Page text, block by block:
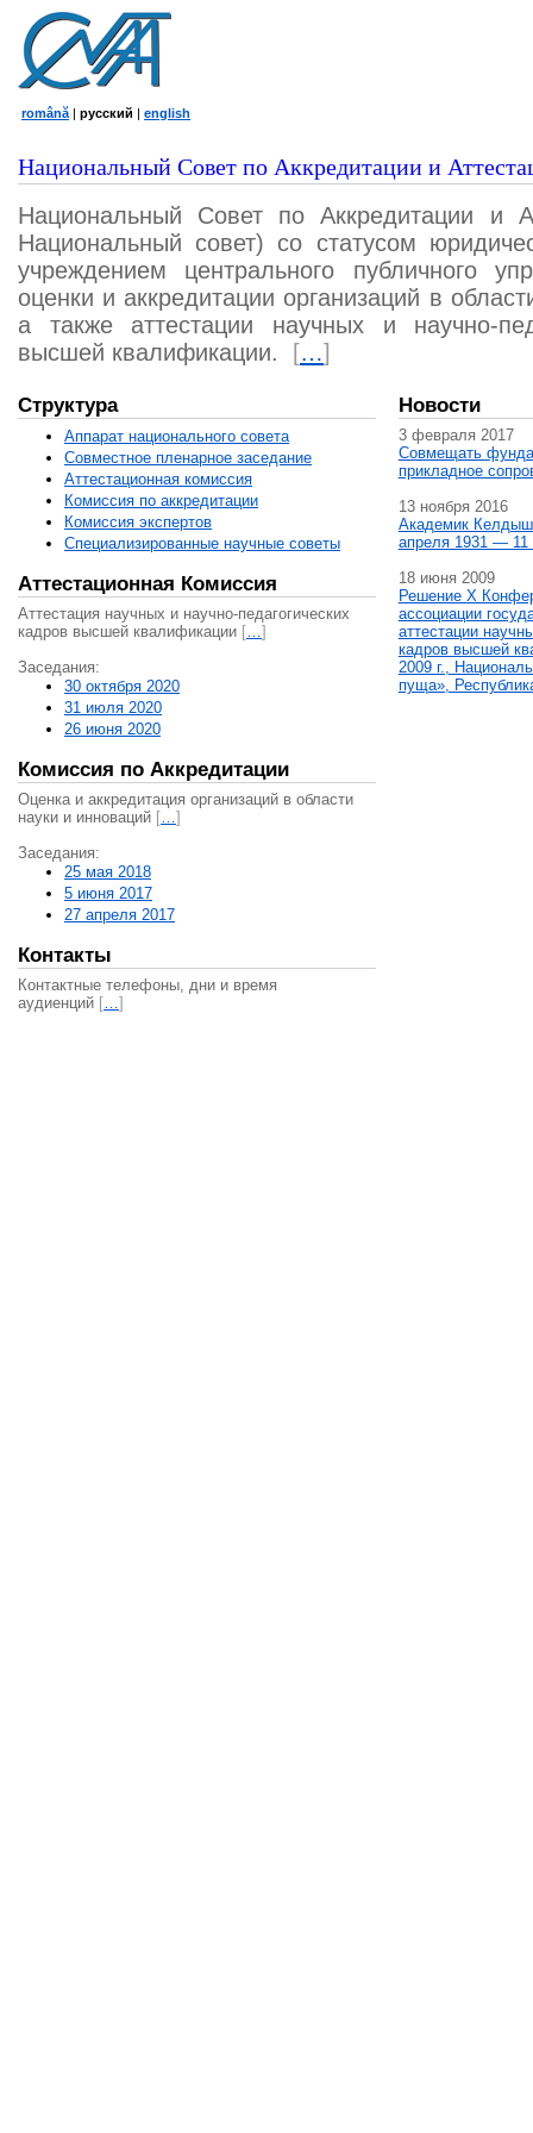
română | русский | english
Национальный Совет по Аккредитации и
Национальный Совет по Аккредитации и
Национальный совет) со статусом
учреждением центрального публичного
оценки и аккредитации организаций в
а также аттестации научных и научно-
высшей квалификации.
[…]
Структура
Аппарат национального совета
Совместное пленарное заседание
Аттестационная комисcия
Комиссия по аккредитации
Комиссия экспертов
Специализированные научные советы
Аттестационная Комиссия
Аттестация научных и научно-педагогических
кадров высшей квалификации […]
Заседания:
30 октября 2020
31 июля 2020
26 июня 2020
Комиссия по Аккредитации
Оценка и аккредитация организаций в области
науки и инноваций […]
Заседания:
25 мая 2018
5 июня 2017
27 апреля 2017
Контакты
Контактные телефоны, дни и время
аудиенций […]
Новости
3 февраля 2017
Совмещать
прикладное
13 ноября 2016
Академик
апреля 1931 — 11
18 июня 2009
Решение X
ассоциации
аттестации
кадров высшей
2009 г.,
пуща»,